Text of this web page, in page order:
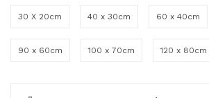
30 X 20cm 40 x 30cm 60 x 40cm
90 x 60cm 100 x 70cm 120 x 80cm